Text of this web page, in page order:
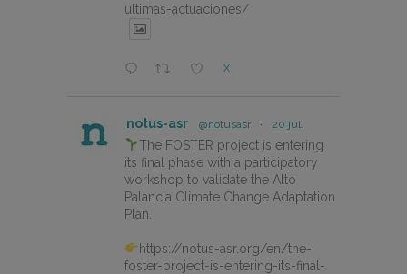
ultimas-actuaciones/
X
notus-asr @notusasr · 20 jul.
The FOSTER project is entering
its final phase with a participatory
workshop to validate the Alto
Palancia Climate Change Adaptation
Plan.
https://notus-asr.org/en/the-
foster-project-is-entering-its-final-